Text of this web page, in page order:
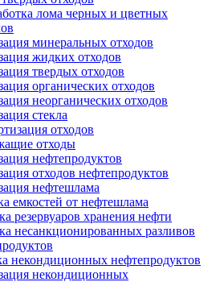
лома черных и цветных
минеральных отходов
жидких отходов
твердых отходов
органических отходов
неорганических отходов
стекла
отходов
отходы
нефтепродуктов
отходов нефтепродуктов
нефтешлама
емкостей от нефтешлама
резервуаров хранения нефти
несанкционированных разливов
некондиционных нефтепродуктов
некондиционных